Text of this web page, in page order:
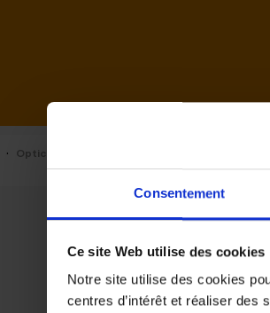
Consentement
Ce site Web utilise des cookies
Notre site utilise des cookies
centres d’intérêt et réaliser des
· Optic 2000 de Millau